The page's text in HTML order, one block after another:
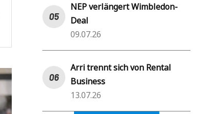
NEP verlängert Wimbledon-
Deal
09.07.26
Arri trennt sich von Rental
Business
13.07.26